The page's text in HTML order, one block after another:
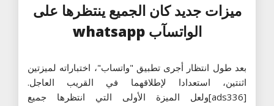
ميزات جديد كان الجميع ينتظرها على
الواتسآب whatsapp
بعد طول انتظار أجرى تطبيق "واتساب"، اختباراته لميزتين
اثنتين، استعدادا لإطلاقهما في القريب العاجل.
[ads336]ولعل الميزة الأولى التي انتظرها جميع